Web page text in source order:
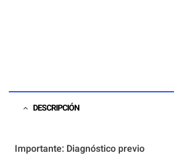
DESCRIPCIÓN
Importante: Diagnóstico previo